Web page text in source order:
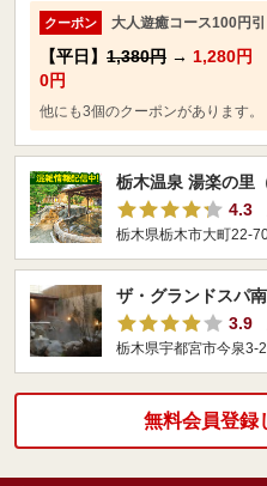
クーポン 大人遊癒コース100円
【平日】 1,380円 → 1,280円
0円
他にも3個のクーポンがあります。
栃木温泉 湯楽の里
4.3
栃木県栃木市大町22-
ザ・グランドスパ
3.9
栃木県宇都宮市今泉3-
無料会員登録